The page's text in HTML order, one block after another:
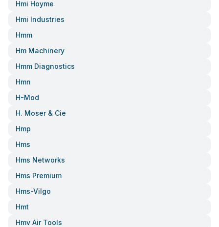
Hmi Hoyme
Hmi Industries
Hmm
Hm Machinery
Hmm Diagnostics
Hmn
H-Mod
H. Moser & Cie
Hmp
Hms
Hms Networks
Hms Premium
Hms-Vilgo
Hmt
Hmv Air Tools